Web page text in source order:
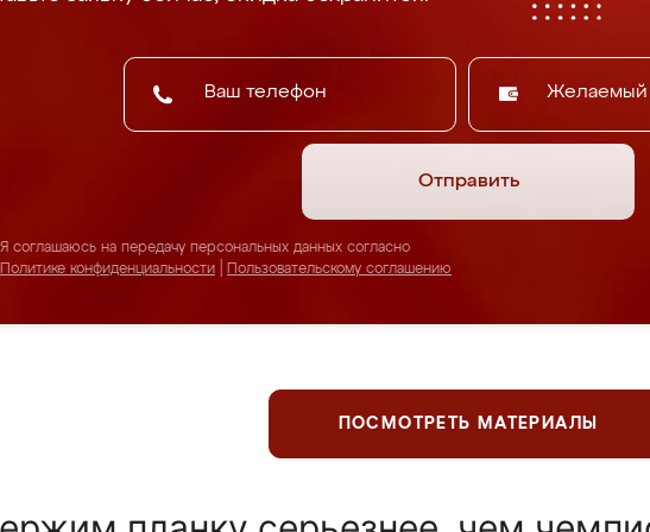
Отправить
Я соглашаюсь на передачу персональных данных согласно
Политике конфиденциальности
Пользовательскому соглашению
ПОСМОТРЕТЬ МАТЕРИАЛЫ